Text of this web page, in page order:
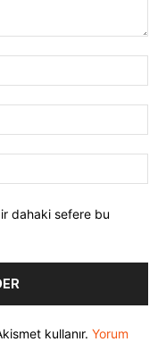
dahaki sefere bu
kullanır. Yorum